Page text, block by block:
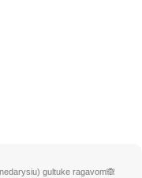
gultuke ragavom🙈